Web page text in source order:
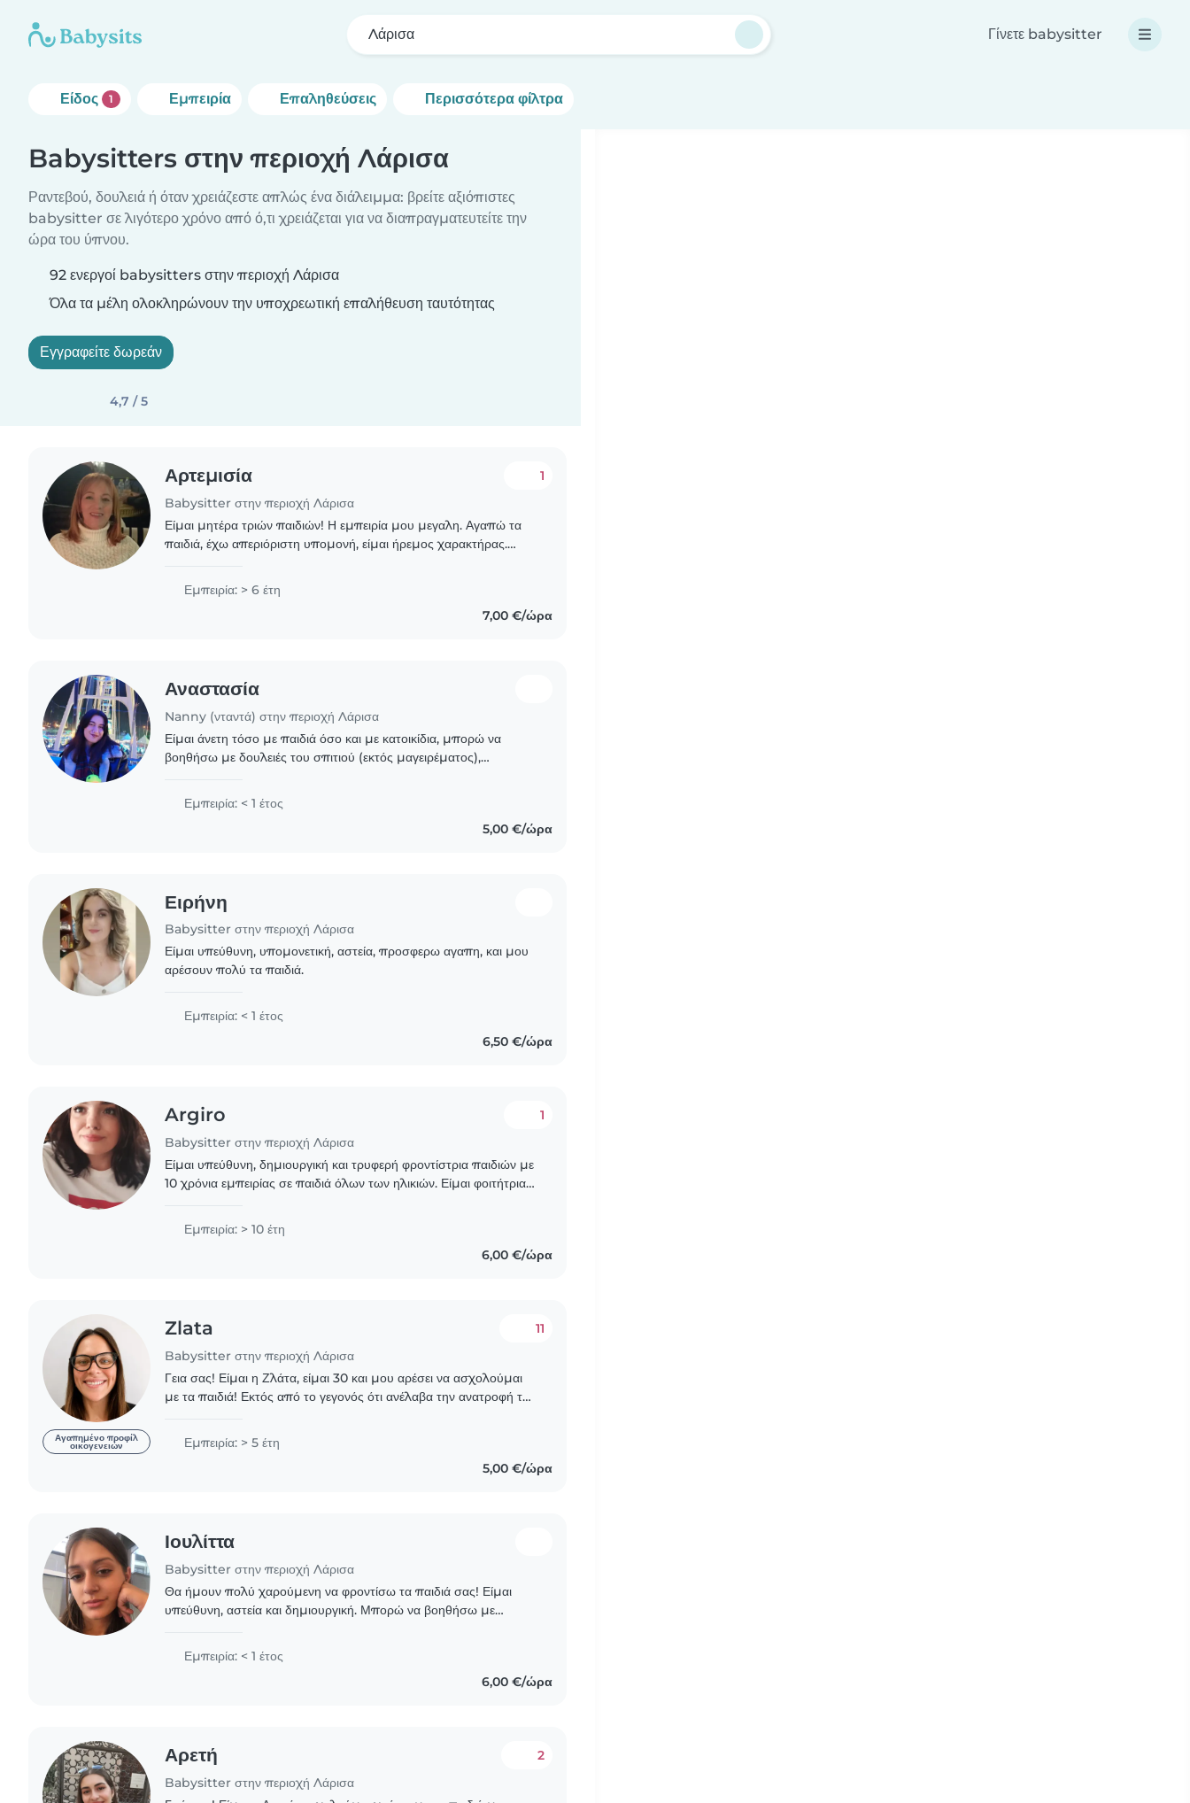
Λάρισα Γίνετε babysitter
Είδος 1 Εμπειρία Επαληθεύσεις Περισσότερα φίλτρα
Babysitters στην περιοχή Λάρισα
Ραντεβού, δουλειά ή όταν χρειάζεστε απλώς ένα διάλειμμα: βρείτε αξιόπιστες
babysitter σε λιγότερο χρόνο από ό,τι χρειάζεται για να διαπραγματευτείτε την
ώρα του ύπνου.
92 ενεργοί babysitters στην περιοχή Λάρισα
Όλα τα μέλη ολοκληρώνουν την υποχρεωτική επαλήθευση ταυτότητας
Εγγραφείτε δωρεάν
4,7 / 5
Αρτεμισία
Babysitter στην περιοχή Λάρισα
1
Είμαι μητέρα τριών παιδιών! Η εμπειρία μου μεγαλη. Αγαπώ τα
παιδιά, έχω απεριόριστη υπομονή, είμαι ήρεμος χαρακτήρας.
Εμπειρία: > 6 έτη
7,00 €/ώρα
Αναστασία
Nanny (νταντά) στην περιοχή Λάρισα
Είμαι άνετη τόσο με παιδιά όσο και με κατοικίδια, μπορώ να
βοηθήσω με δουλειές του σπιτιού (εκτός μαγειρέματος),
Εμπειρία: < 1 έτος
5,00 €/ώρα
Ειρήνη
Babysitter στην περιοχή Λάρισα
Είμαι υπεύθυνη, υπομονετική, αστεία, προσφερω αγαπη, και μου
αρέσουν πολύ τα παιδιά.
Εμπειρία: < 1 έτος
6,50 €/ώρα
Argiro
Babysitter στην περιοχή Λάρισα
1
Είμαι υπεύθυνη, δημιουργική και τρυφερή φροντίστρια παιδιών με
10 χρόνια εμπειρίας σε παιδιά όλων των ηλικιών. Είμαι φοιτήτρια
Εμπειρία: > 10 έτη
6,00 €/ώρα
Αγαπημένο προφίλ
οικογενειών
Zlata
Babysitter στην περιοχή Λάρισα
11
Γεια σας! Είμαι η Ζλάτα, είμαι 30 και μου αρέσει να ασχολούμαι
με τα παιδιά! Εκτός από το γεγονός ότι ανέλαβα την ανατροφή του
Εμπειρία: > 5 έτη
5,00 €/ώρα
Ιουλίττα
Babysitter στην περιοχή Λάρισα
Θα ήμουν πολύ χαρούμενη να φροντίσω τα παιδιά σας! Είμαι
υπεύθυνη, αστεία και δημιουργική. Μπορώ να βοηθήσω με
Εμπειρία: < 1 έτος
6,00 €/ώρα
Αρετή
Babysitter στην περιοχή Λάρισα
2